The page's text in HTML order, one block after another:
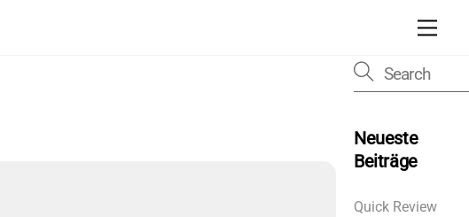
Neueste
Beiträge
Quick Review